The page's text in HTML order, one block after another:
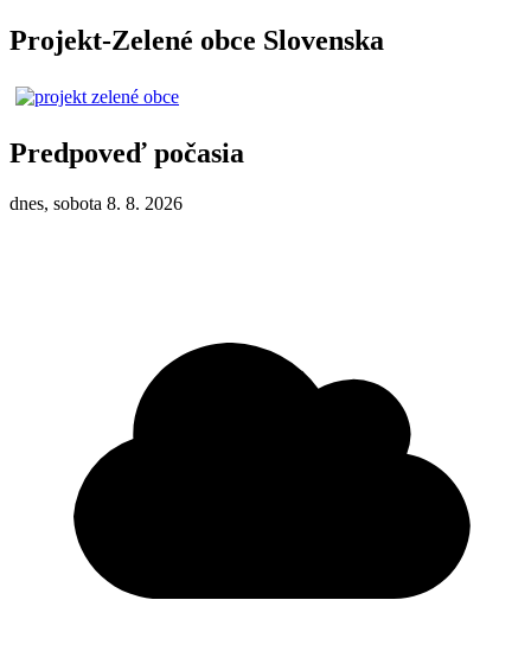
Projekt-Zelené obce Slovenska
Predpoveď počasia
dnes, sobota 8. 8. 2026